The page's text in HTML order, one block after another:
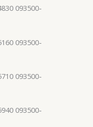
093500-
093500-
093500-
093500-